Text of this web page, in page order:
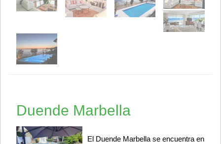
Duende Marbella
El Duende Marbella se encuentra en